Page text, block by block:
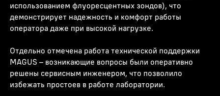
использованием флуоресцентных зондов), что
демонстрирует надежность и комфорт работы
оператора даже при высокой нагрузке.
Отдельно отмечена работа технической поддержки
MAGUS – возникающие вопросы были оперативно
решены сервисным инженером, что позволило
избежать простоев в работе лаборатории.